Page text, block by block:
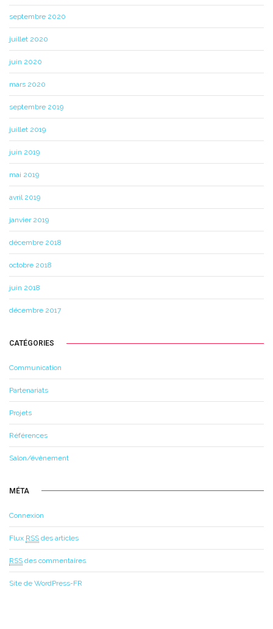
septembre 2020
juillet 2020
juin 2020
mars 2020
septembre 2019
juillet 2019
juin 2019
mai 2019
avril 2019
janvier 2019
décembre 2018
octobre 2018
juin 2018
décembre 2017
CATÉGORIES
Communication
Partenariats
Projets
Références
Salon/évènement
MÉTA
Connexion
Flux RSS des articles
RSS des commentaires
Site de WordPress-FR